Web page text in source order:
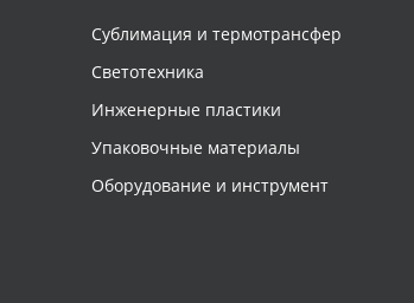
Сублимация и термотрансфер
Светотехника
Инженерные пластики
Упаковочные материалы
Оборудование и инструмент